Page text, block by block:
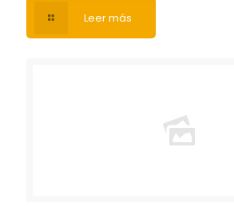
Leer más